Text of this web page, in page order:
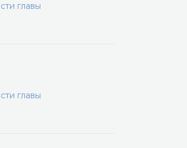
главы
главы